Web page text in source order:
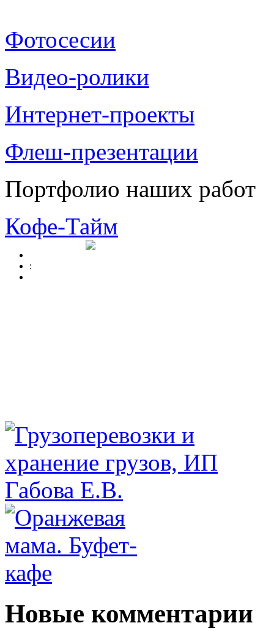
Фотосесии
Видео-ролики
Интернет-проекты
Флеш-презентации
Портфолио наших работ
Кофе-Тайм
:
Новые комментарии